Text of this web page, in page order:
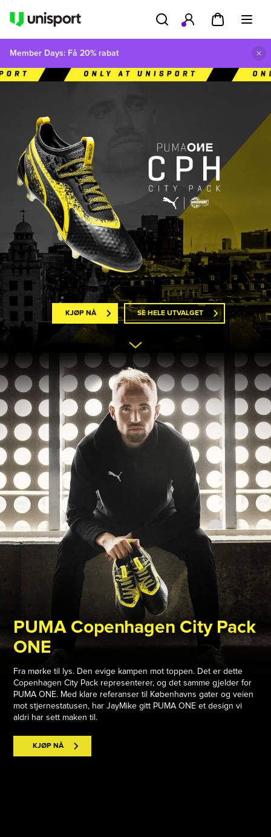
Member Days: Få 20% rabat
KJØP NÅ SE HELE UTVALGET
PUMA Copenhagen City Pack
ONE
Fra mørke til lys. Den evige kampen mot toppen. Det er dette
Copenhagen City Pack representerer, og det samme gjelder for
PUMA ONE. Med klare referanser til Københavns gater og veien
mot stjernestatusen, har JayMike gitt PUMA ONE et design vi
aldri har sett maken til.
KJØP NÅ